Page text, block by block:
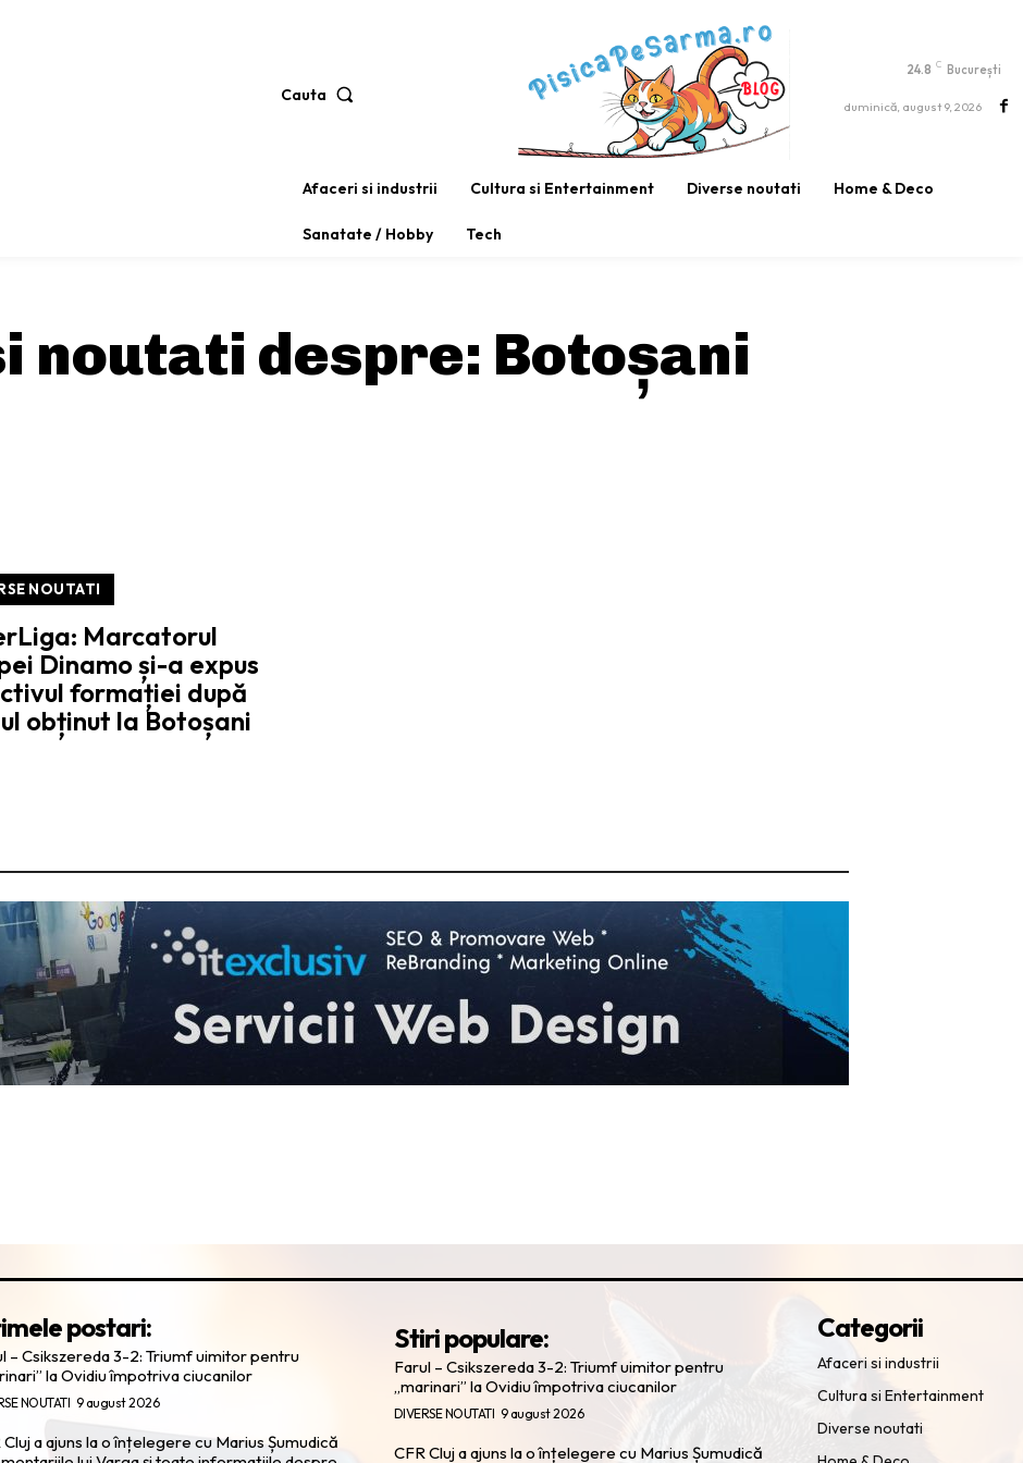
Cauta
24.8 C București
duminică, august 9, 2026
Afaceri si industrii Cultura si Entertainment Diverse noutati Home & Deco
Sanatate / Hobby Tech
noutati despre: Botoșani
NOUTATI
Marcatorul
Dinamo și-a expus
formației după
obținut la Botoșani
postari:
– Csikszereda 3-2: Triumf uimitor pentru
la Ovidiu împotriva ciucanilor
NOUTATI 9 august 2026
Cluj a ajuns la o înțelegere cu Marius Șumudică
Stiri populare:
Farul – Csikszereda 3-2: Triumf uimitor pentru
„marinari” la Ovidiu împotriva ciucanilor
DIVERSE NOUTATI 9 august 2026
CFR Cluj a ajuns la o înțelegere cu Marius Șumudică
Categorii
Afaceri si industrii
Cultura si Entertainment
Diverse noutati